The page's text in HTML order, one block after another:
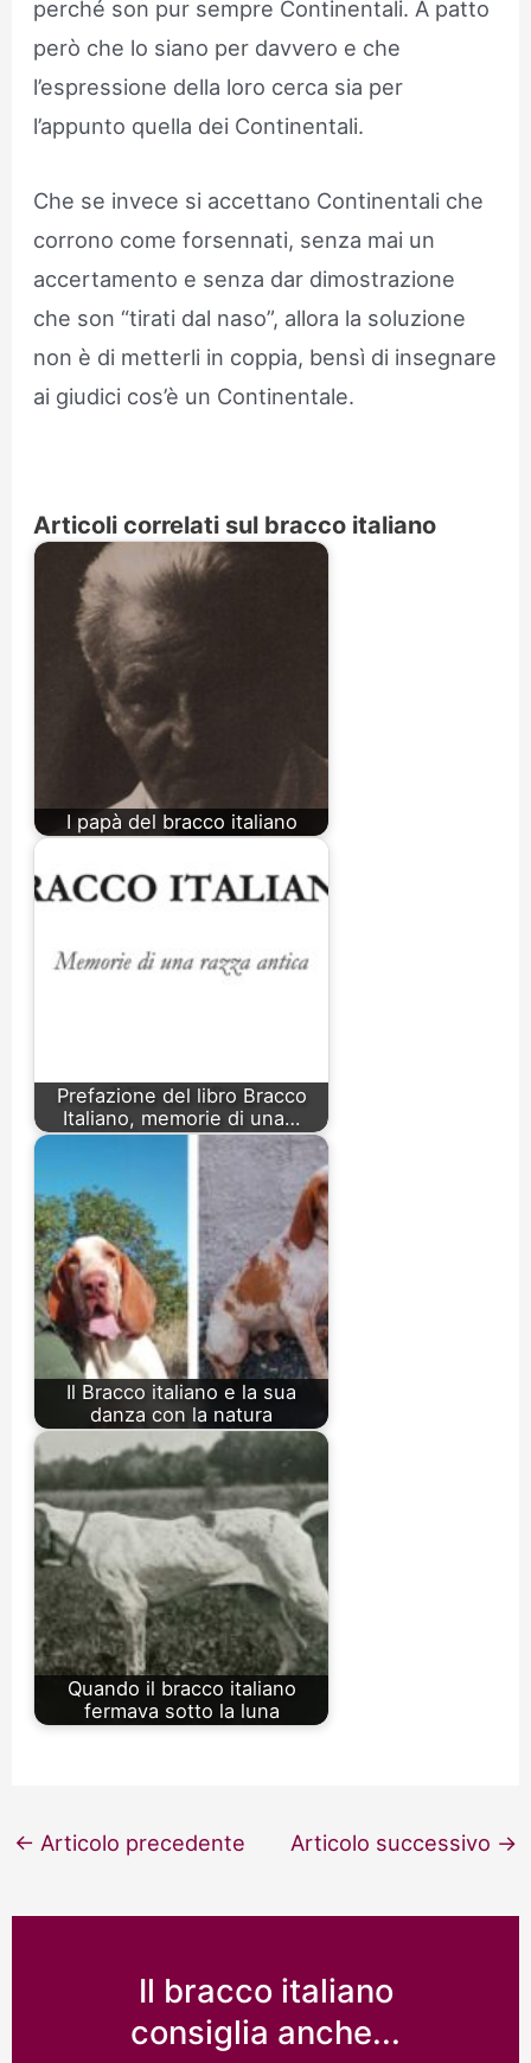
perché son pur sempre Continentali. A patto
però che lo siano per davvero e che
l’espressione della loro cerca sia per
l’appunto quella dei Continentali.
Che se invece si accettano Continentali che
corrono come forsennati, senza mai un
accertamento e senza dar dimostrazione
che son “tirati dal naso”, allora la soluzione
non è di metterli in coppia, bensì di insegnare
ai giudici cos’è un Continentale.
Articoli correlati sul bracco italiano
I papà del bracco italiano
Prefazione del libro Bracco
Italiano, memorie di una…
Il Bracco italiano e la sua
danza con la natura
Quando il bracco italiano
fermava sotto la luna
Navigazione
← Articolo precedente Articolo successivo →
Il bracco italiano
consiglia anche...